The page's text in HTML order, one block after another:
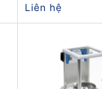
Liên hệ